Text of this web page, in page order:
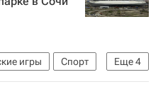
Еще4
игры
Спорт
2012